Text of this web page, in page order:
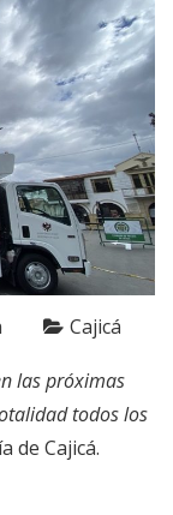
Cajicá
las próximas
todos los
de Cajicá.